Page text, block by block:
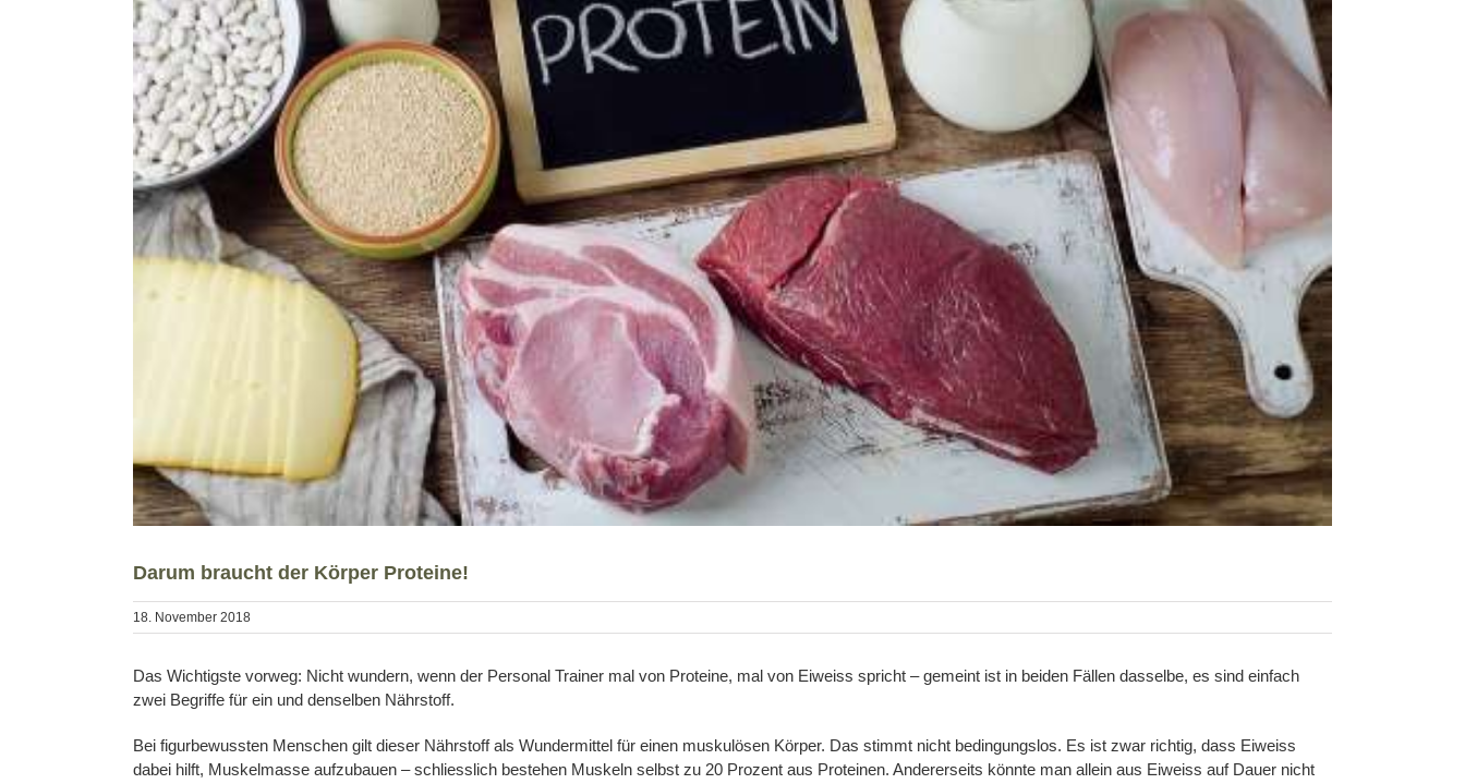
Darum braucht der Körper Proteine!
18. November 2018
Das Wichtigste vorweg: Nicht wundern, wenn der Personal Trainer mal von Proteine, mal von Eiweiss spricht – gemeint ist in beiden Fällen dasselbe, es sind einfach
zwei Begriffe für ein und denselben Nährstoff.
Bei figurbewussten Menschen gilt dieser Nährstoff als Wundermittel für einen muskulösen Körper. Das stimmt nicht bedingungslos. Es ist zwar richtig, dass Eiweiss
dabei hilft, Muskelmasse aufzubauen – schliesslich bestehen Muskeln selbst zu 20 Prozent aus Proteinen. Andererseits könnte man allein aus Eiweiss auf Dauer nicht